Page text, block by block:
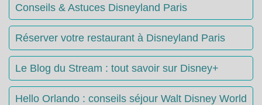
Conseils & Astuces Disneyland Paris
Réserver votre restaurant à Disneyland Paris
Le Blog du Stream : tout savoir sur Disney+
Hello Orlando : conseils séjour Walt Disney World